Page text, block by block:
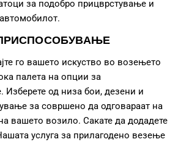
за подобро прицврстување и
го вашето искуство во возењето
палета на опции за
Изберете од низа бои, дезени и
за совршено да одговараат на
вашето возило. Сакате да додадете
услуга за прилагодено везење